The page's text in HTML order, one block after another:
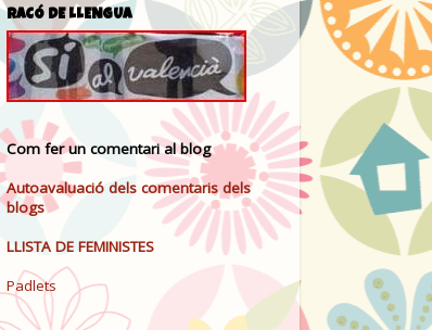
RACÓ DE LLENGUA
Com fer un comentari al blog
Autoavaluació dels comentaris dels
blogs
LLISTA DE FEMINISTES
Padlets